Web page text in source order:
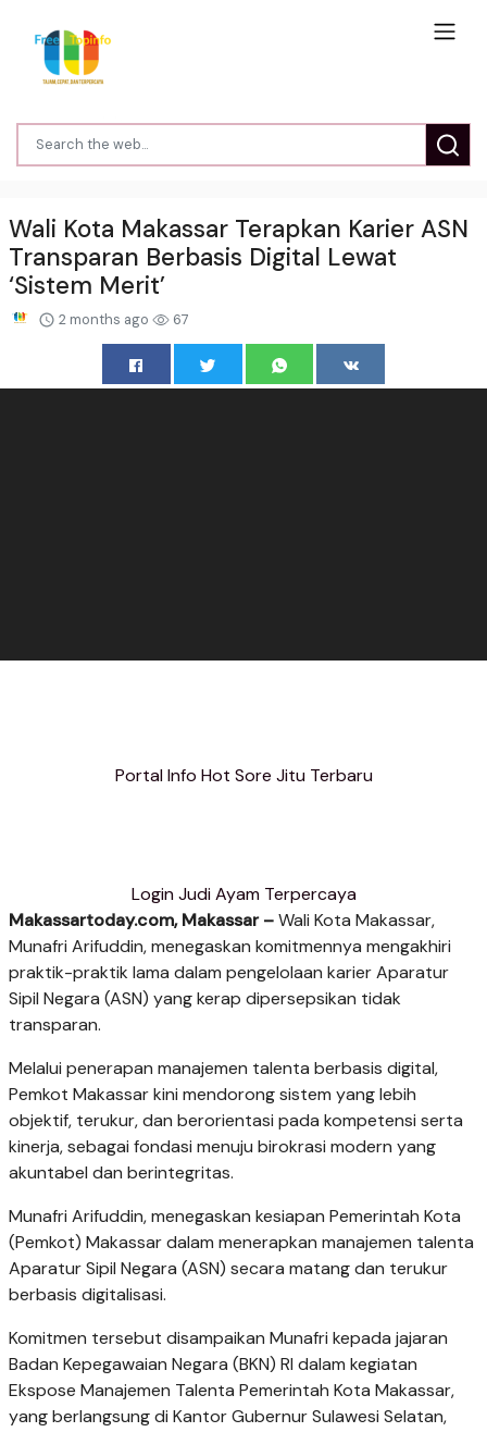
Wali Kota Makassar Terapkan Karier ASN
Transparan Berbasis Digital Lewat
‘Sistem Merit’
2 months ago 67
Portal Info Hot Sore Jitu Terbaru
Login Judi Ayam Terpercaya
Makassartoday.com, Makassar –Wali Kota Makassar,
Munafri Arifuddin, menegaskan komitmennya mengakhiri
praktik-praktik lama dalam pengelolaan karier Aparatur
Sipil Negara (ASN) yang kerap dipersepsikan tidak
transparan.
Melalui penerapan manajemen talenta berbasis digital,
Pemkot Makassar kini mendorong sistem yang lebih
objektif, terukur, dan berorientasi pada kompetensi serta
kinerja, sebagai fondasi menuju birokrasi modern yang
akuntabel dan berintegritas.
Munafri Arifuddin, menegaskan kesiapan Pemerintah Kota
(Pemkot) Makassar dalam menerapkan manajemen talenta
Aparatur Sipil Negara (ASN) secara matang dan terukur
berbasis digitalisasi.
Komitmen tersebut disampaikan Munafri kepada jajaran
Badan Kepegawaian Negara (BKN) RI dalam kegiatan
Ekspose Manajemen Talenta Pemerintah Kota Makassar,
yang berlangsung di Kantor Gubernur Sulawesi Selatan,